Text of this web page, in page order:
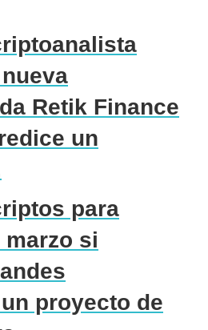
Retik Finance
un
para
si
proyecto de